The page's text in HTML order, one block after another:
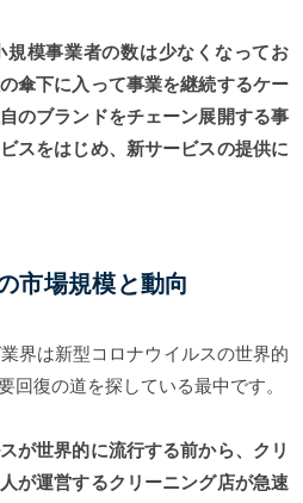
規模事業者の数は少なくなってお
傘下に入って事業を継続するケー
のブランドをチェーン展開する事
スをはじめ、新サービスの提供に
市場規模と動向
界は新型コロナウイルスの世界的
回復の道を探している最中です。
が世界的に流行する前から、クリ
が運営するクリーニング店が急速